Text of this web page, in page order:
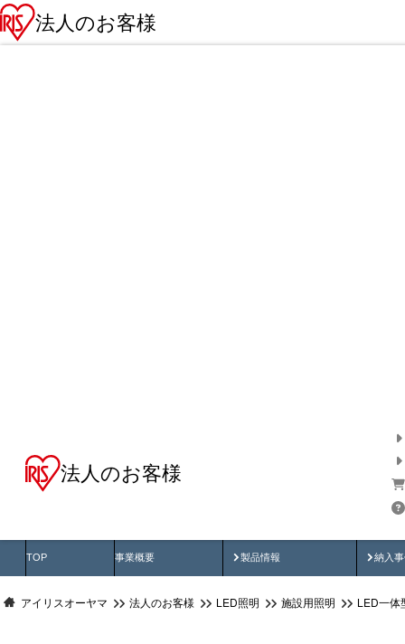
法人のお客様
法人のお客様
TOP 事業概要 製品情報
製品動画 納入
納
アイリスオーヤマ 法人のお客様 LED照明 施設用照明 LED一体